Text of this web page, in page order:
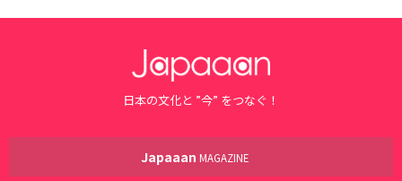
日本の文化と ”今” をつなぐ！
Japaaan MAGAZINE